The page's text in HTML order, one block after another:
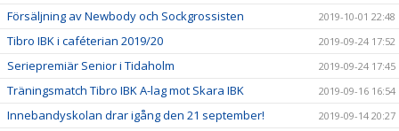
Försäljning av Newbody och Sockgrossisten 2019-10-01 22:48
Tibro IBK i caféterian 2019/20 2019-09-24 17:52
Seriepremiär Senior i Tidaholm 2019-09-24 17:45
Träningsmatch Tibro IBK A-lag mot Skara IBK 2019-09-16 16:54
Innebandyskolan drar igång den 21 september! 2019-09-14 20:27